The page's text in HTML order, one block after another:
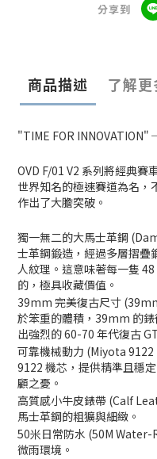
分享到
商品描述 了解更
"TIME FOR
OVD F/01 V2 系列將經典賽
世界知名的極速賽道為名，
作出了大膽突破。
獨一無二的大馬士革鋼
士革鋼鍛造，經過多層摺疊
人紋理。這意味著每一隻
的，極具收藏價值。
39mm 完美復古尺寸
於笨重的體積，39mm 的
出強烈的 60-70 年代復古
可靠機械動力 (Miyota
9122 機芯，提供精準且穩
顧之憂。
高質感小牛皮錶帶 (Calf
馬士革鋼的粗獷與細緻。
50米日常防水 (50M
微雨環境。